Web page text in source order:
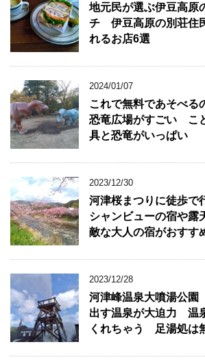
地元民が選ぶ伊豆高原
チ 伊豆高原の別荘住
れるお店6選
2024/01/07
これで無料であそべる
恐竜広場がすごい こ
具と恐竜がいっぱい
2023/12/30
河津桜まつりに徒歩
シャンビューの宿や露
敵な大人の宿がおす
2023/12/28
河津峰温泉大噴湯公
出す温泉が大迫力 温
くれちゃう 足湯処は